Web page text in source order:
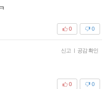
0
0
신고 | 공감 확인
0
0